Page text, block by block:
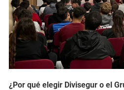
¿Por qué elegir Divisegur o el